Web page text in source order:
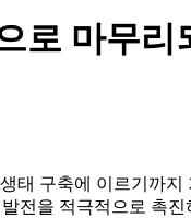
로 마무
구축에 이르기까
전을 적극적으로 촉